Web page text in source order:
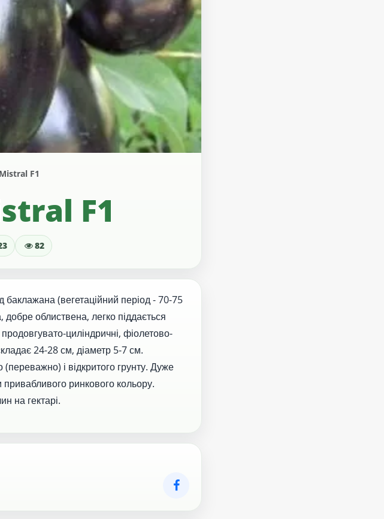
F1
F1
82
баклажана (вегетаційний період - 70-75
облиствена, легко піддається
циліндричні, фіолетово-
24-28 см, діаметр 5-7 см.
і відкритого грунту. Дуже
ринкового кольору.
на гектарі.